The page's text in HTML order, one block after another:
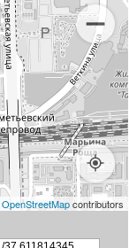
OpenStreetMapcontributors